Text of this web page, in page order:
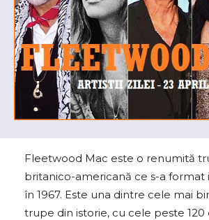
Fleetwood Mac este o renumită
britanico-americană ce s-a format
în 1967. Este una dintre cele mai
trupe din istorie, cu cele peste